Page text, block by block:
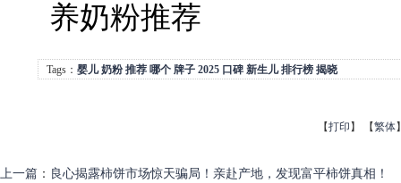
养奶粉推荐
Tags： 婴儿 奶粉 推荐 哪个 牌子 2025 口碑 新生儿 排行榜 揭晓
【打印 】 【繁体
上一篇 ： 良心揭露柿饼市场惊天骗局！亲赴产地，发现富平柿饼真相！